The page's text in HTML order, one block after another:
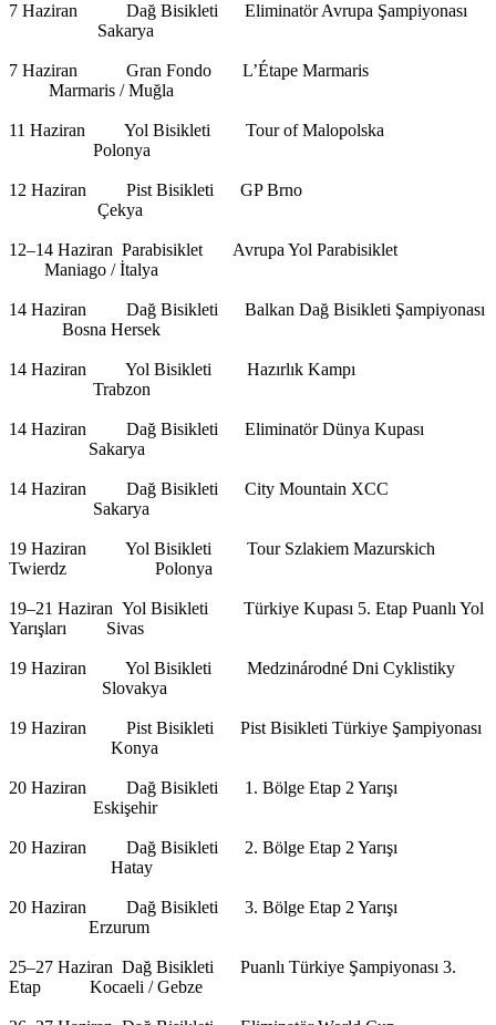
7 Haziran Dağ Bisikleti Eliminatör Avrupa Şampiyonası
Sakarya
7 Haziran Gran Fondo L’Étape Marmaris
Marmaris / Muğla
11 Haziran Yol Bisikleti Tour of Malopolska
Polonya
12 Haziran Pist Bisikleti GP Brno
Çekya
12–14 Haziran Parabisiklet Avrupa Yol Parabisiklet
Maniago / İtalya
14 Haziran Dağ Bisikleti Balkan Dağ Bisikleti Şampiyonası
Bosna Hersek
14 Haziran Yol Bisikleti Hazırlık Kampı
Trabzon
14 Haziran Dağ Bisikleti Eliminatör Dünya Kupası
Sakarya
14 Haziran Dağ Bisikleti City Mountain XCC
Sakarya
19 Haziran Yol Bisikleti Tour Szlakiem Mazurskich
Twierdz Polonya
19–21 Haziran Yol Bisikleti Türkiye Kupası 5. Etap Puanlı Yol
Yarışları Sivas
19 Haziran Yol Bisikleti Medzinárodné Dni Cyklistiky
Slovakya
19 Haziran Pist Bisikleti Pist Bisikleti Türkiye Şampiyonası
Konya
20 Haziran Dağ Bisikleti 1. Bölge Etap 2 Yarışı
Eskişehir
20 Haziran Dağ Bisikleti 2. Bölge Etap 2 Yarışı
Hatay
20 Haziran Dağ Bisikleti 3. Bölge Etap 2 Yarışı
Erzurum
25–27 Haziran Dağ Bisikleti Puanlı Türkiye Şampiyonası 3.
Etap Kocaeli / Gebze